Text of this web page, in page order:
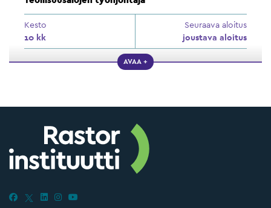
Kesto
10 kk
Seuraava aloitus
joustava aloitus
AVAA +